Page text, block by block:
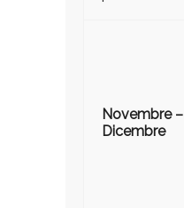
Novembre –
Dicembre